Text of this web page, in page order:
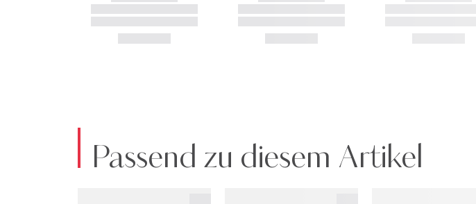
Passend zu diesem Artikel